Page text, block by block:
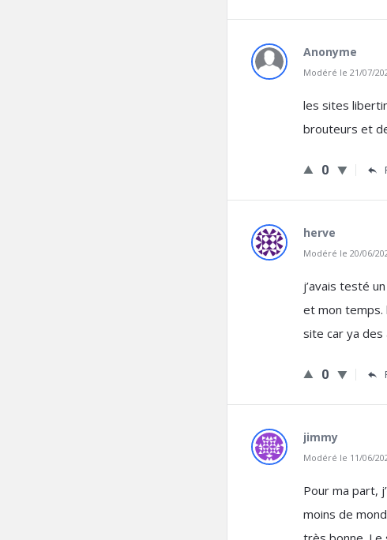
Anonyme
Modéré le 21/07/
les sites
brouteurs et
0
herve
Modéré le 20/06/
j’avais testé
et mon temps.
site car ya des
0
jimmy
Modéré le 11/06/
Pour ma part,
moins de